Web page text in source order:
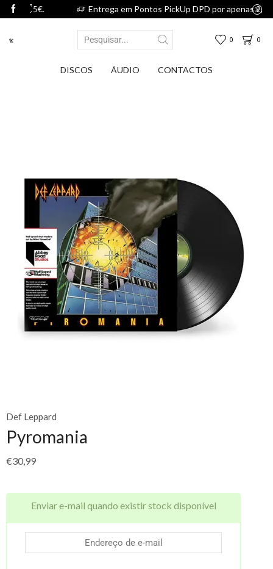
Entrega em Pontos PickUp DPD por apenas 2,75€.
0 0
DISCOS ÁUDIO CONTACTOS
Def Leppard
Pyromania
€30,99
Enviar e-mail quando existir stock disponível